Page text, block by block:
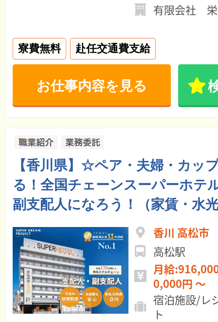
有限会社
寮費無料 赴任交通費支給
お仕事内容を見る
【香川県】☆ペア・夫婦・カッ
る！全国チェーンスーパーホテ
副支配人になろう！（家賃・水
香川 高松市
高松駅
月給:916,000円 ～
0,000円 ～
宿泊施設/レ
ト